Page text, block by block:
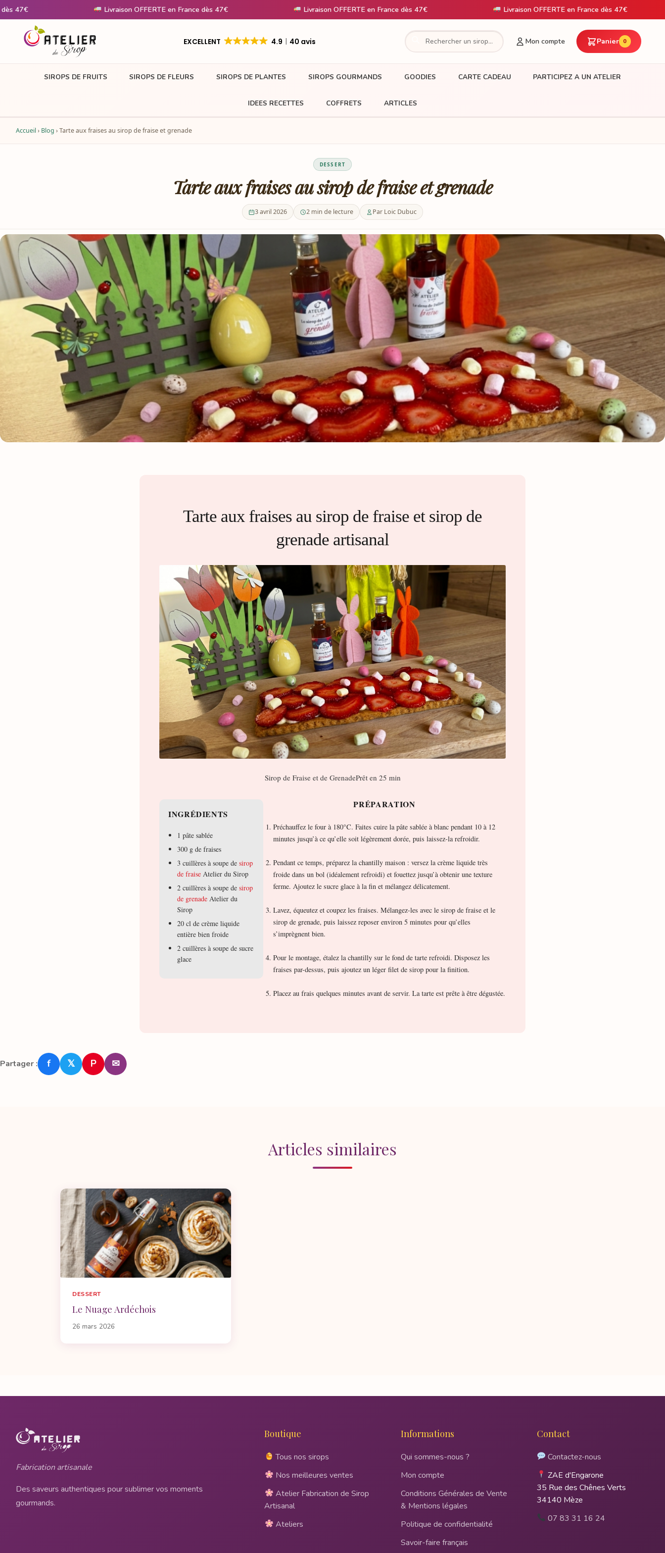
Livraison OFFERTE en France dès 47€ Livraison OFFERTE en France dès 47€ Livraison OFFERTE en France dès 47€
EXCELLENT 4.9 40 avis Mon compte Panier 0
SIROPS DE FRUITS SIROPS DE FLEURS SIROPS DE PLANTES SIROPS GOURMANDS GOODIES CARTE CADEAU PARTICIPEZ A UN ATELIER
IDEES RECETTES COFFRETS ARTICLES
Accueil› Blog ›Tarte aux fraises au sirop de fraise et grenade
DESSERT
Tarte aux fraises au sirop de fraise et grenade
3 avril 2026 2 min de lecture Par Loic Dubuc
Tarte aux fraises au sirop de fraise et sirop de
grenade artisanal
Sirop de Fraise et de GrenadePrêt en 25 min
INGRÉDIENTS
1 pâte sablée
300 g de fraises
3 cuillères à soupe de sirop
de fraise Atelier du Sirop
2 cuillères à soupe de sirop
de grenade Atelier du
Sirop
20 cl de crème liquide
entière bien froide
2 cuillères à soupe de sucre
glace
PRÉPARATION
Préchauffez le four à 180°C. Faites cuire la pâte sablée à blanc pendant 10 à 12
minutes jusqu’à ce qu’elle soit légèrement dorée, puis laissez-la refroidir.
Pendant ce temps, préparez la chantilly maison : versez la crème liquide très
froide dans un bol (idéalement refroidi) et fouettez jusqu’à obtenir une texture
ferme. Ajoutez le sucre glace à la fin et mélangez délicatement.
Lavez, équeutez et coupez les fraises. Mélangez-les avec le sirop de fraise et le
sirop de grenade, puis laissez reposer environ 5 minutes pour qu’elles
s’imprègnent bien.
Pour le montage, étalez la chantilly sur le fond de tarte refroidi. Disposez les
fraises par-dessus, puis ajoutez un léger filet de sirop pour la finition.
Placez au frais quelques minutes avant de servir. La tarte est prête à être dégustée.
Partager : f 𝕏 P ✉
Articles similaires
DESSERT
Le Nuage Ardéchois
26 mars 2026
Fabrication artisanale
Des saveurs authentiques pour sublimer vos moments
gourmands.
Boutique
Tous nos sirops
Nos meilleures ventes
Atelier Fabrication de Sirop
Artisanal
Ateliers
Informations
Qui sommes-nous ?
Mon compte
Conditions Générales de Vente
& Mentions légales
Politique de confidentialité
Savoir-faire français
Contact
Contactez-nous
ZAE d'Engarone
35 Rue des Chênes Verts
34140 Mèze
07 83 31 16 24